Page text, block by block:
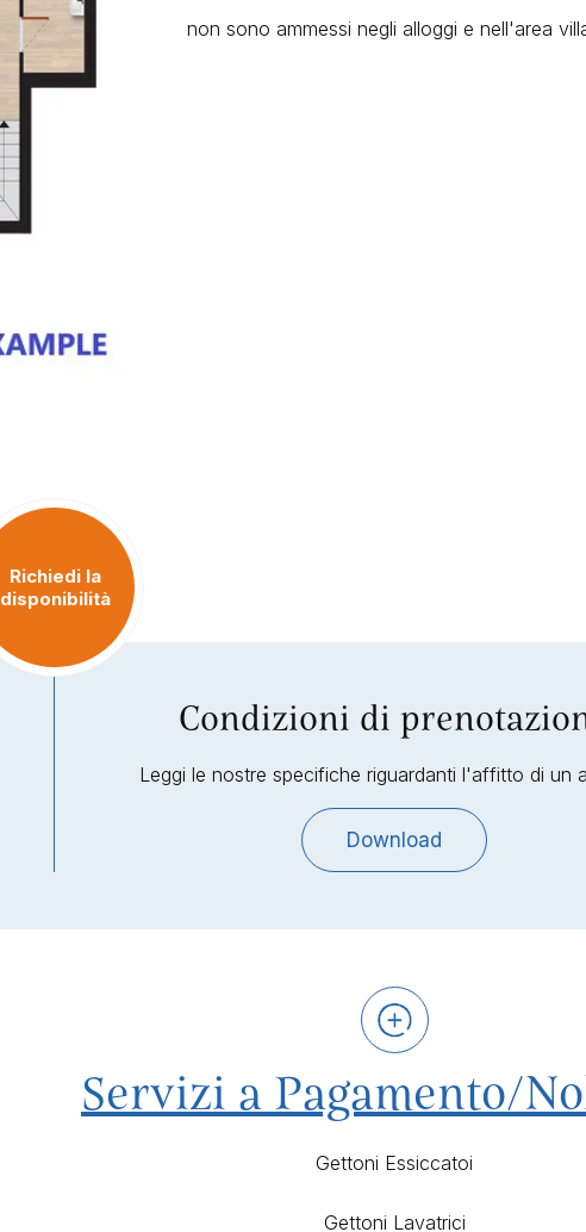
non sono ammessi negli alloggi e nell'area
Richiedi la
disponibilità
Condizioni di
Leggi le nostre specifiche riguardanti l'affitto di un
Download
Servizi a Pagamento/
Gettoni Essiccatoi
Gettoni Lavatrici